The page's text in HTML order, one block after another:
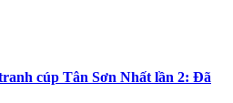
cúp Tân Sơn Nhất lần 2: Đã